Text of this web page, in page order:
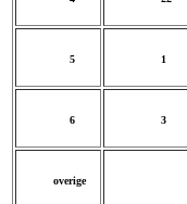
5 1
6 3
overige